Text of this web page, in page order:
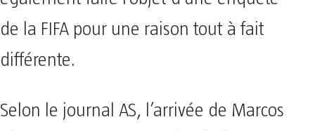
de la FIFA pour une raison tout à fait
différente.
Selon le journal AS, l’arrivée de Marcos